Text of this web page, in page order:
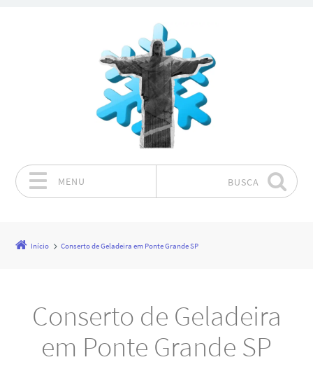
MENU BUSCA
Início Conserto de Geladeira em Ponte Grande SP
Conserto de Geladeira
em Ponte Grande SP